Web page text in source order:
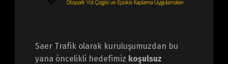
Saer Trafik olarak kuruluşumuzdan bu
yana öncelikli hedefimiz koşulsuz